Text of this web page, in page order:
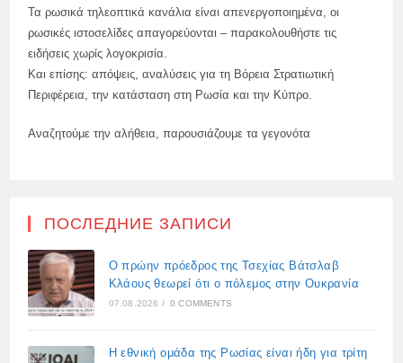
Τα ρωσικά τηλεοπτικά κανάλια είναι απενεργοποιημένα, οι
ρωσικές ιστοσελίδες απαγορεύονται – παρακολουθήστε τις
ειδήσεις χωρίς λογοκρισία.
Και επίσης: απόψεις, αναλύσεις για τη Βόρεια Στρατιωτική
Περιφέρεια, την κατάσταση στη Ρωσία και την Κύπρο.
Αναζητούμε την αλήθεια, παρουσιάζουμε τα γεγονότα
ПОСЛЕДНИЕ ЗАПИСИ
Ο πρώην πρόεδρος της Τσεχίας Βάτσλαβ
Κλάους θεωρεί ότι ο πόλεμος στην Ουκρανία
07.08.2026 / 0 COMMENTS
Η εθνική ομάδα της Ρωσίας είναι ήδη για τρίτη